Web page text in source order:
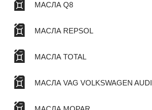
МАСЛА Q8
МАСЛА REPSOL
МАСЛА TOTAL
МАСЛА VAG VOLKSWAGEN AUDI